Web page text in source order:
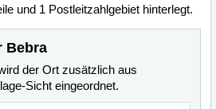
und 1 Postleitzahlgebiet hinterlegt.
Bebra
der Ort zusätzlich aus
Sicht eingeordnet.